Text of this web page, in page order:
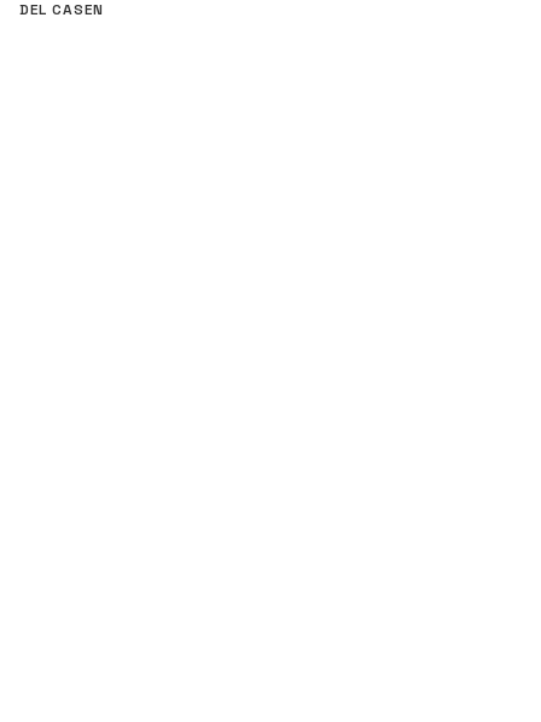
DEL CASEN